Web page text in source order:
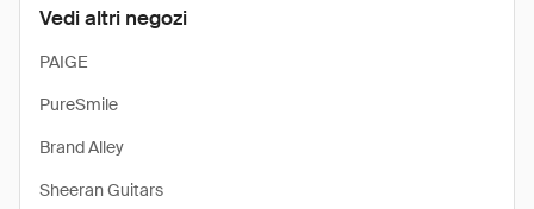
Vedi altri negozi
PAIGE
PureSmile
Brand Alley
Sheeran Guitars